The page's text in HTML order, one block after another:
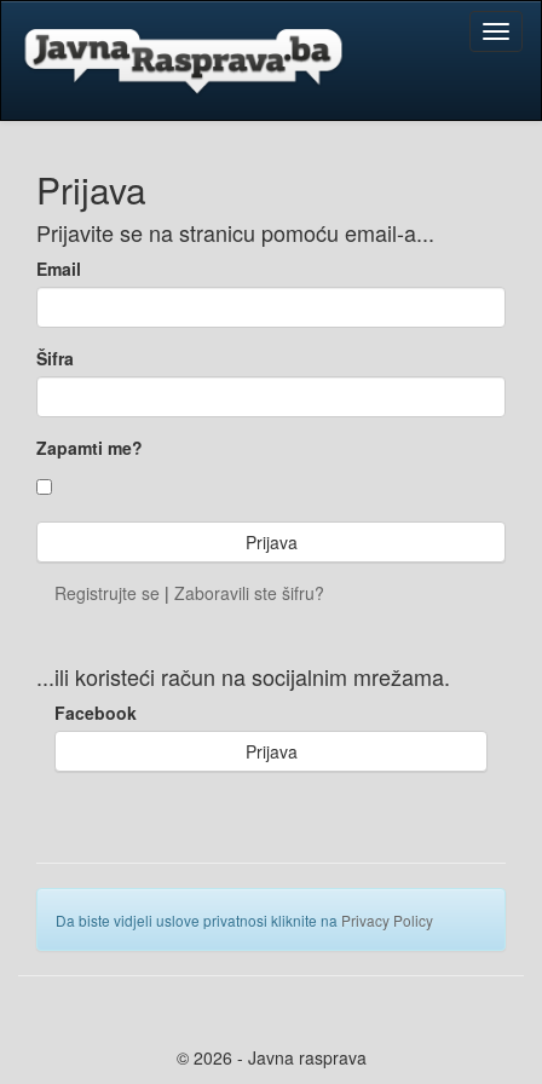
Prijava
Prijavite se na stranicu pomoću email-a...
Email
Šifra
Zapamti me?
Registrujte se | Zaboravili ste šifru?
...ili koristeći račun na socijalnim mrežama.
Facebook
Prijava
Da biste vidjeli uslove privatnosi kliknite na Privacy Policy
© 2026 - Javna rasprava